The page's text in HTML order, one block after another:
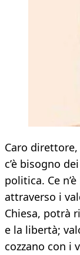
Caro direttore,
c’è bisogno
politica. Ce
attraverso i
Chiesa, potrà
e la libertà;
cozzano con i